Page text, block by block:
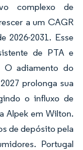
complexo de
a um CAGR
2026-2031. Esse
de PTA e
O adiamento do
prolonga sua
o influxo de
Alpek em Wilton.
de depósito pela
Portugal